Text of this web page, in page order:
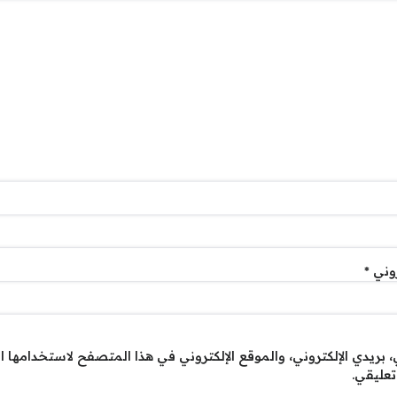
*
الإلكتروني، والموقع الإلكتروني في هذا المتصفح لاستخدامها